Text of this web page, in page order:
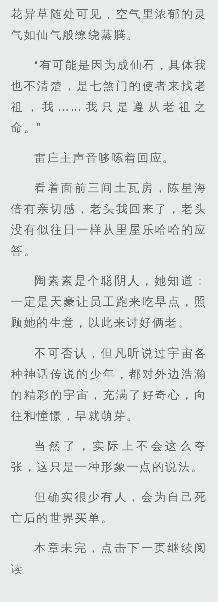
花异草随处可见，空气里浓郁的灵
气如仙气般缭绕蒸腾。
“有可能是因为成仙石，具体我
也不清楚，是七煞门的使者来找老
祖，我……我只是遵从老祖之
命。”
雷庄主声音哆嗦着回应。
看着面前三间土瓦房，陈星海
倍有亲切感，老头我回来了，老头
没有似往日一样从里屋乐哈哈的应
答。
陶素素是个聪阴人，她知道：
一定是天豪让员工跑来吃早点，照
顾她的生意，以此来讨好俩老。
不可否认，但凡听说过宇宙各
种神话传说的少年，都对外边浩瀚
的精彩的宇宙，充满了好奇心，向
往和憧憬，早就萌芽。
当然了，实际上不会这么夸
张，这只是一种形象一点的说法。
但确实很少有人，会为自己死
亡后的世界买单。
本章未完，点击下一页继续阅
读